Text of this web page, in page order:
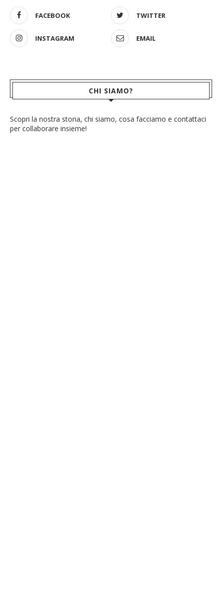
FACEBOOK TWITTER
INSTAGRAM EMAIL
CHI SIAMO?
Scopri la nostra storia, chi siamo, cosa facciamo e contattaci
per collaborare insieme!